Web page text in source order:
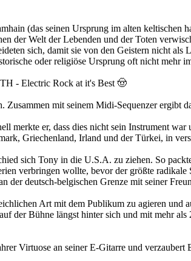
(das seinen Ursprung im alten keltischen
der Welt der Lebenden und der Toten
sich, damit sie von den Geistern nicht
oder religiöse Ursprung oft nicht mehr
- Electric Rock at it's Best 🤠
mit seinem Midi-Sequenzer ergibt
merkte er, dass dies nicht sein Instrument
Griechenland, Irland und der Türkei, in
sich Tony in die U.S.A. zu ziehen. So
verbringen wollte, bevor der größte
der deutsch-belgischen Grenze mit seiner
Art mit dem Publikum zu agieren und
der Bühne längst hinter sich und mit mehr
Virtuose an seiner E-Gitarre und